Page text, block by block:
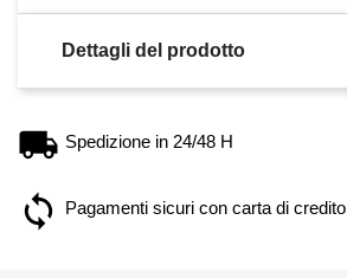
Dettagli del prodotto
Spedizione in 24/48 H
Pagamenti sicuri con carta di credito